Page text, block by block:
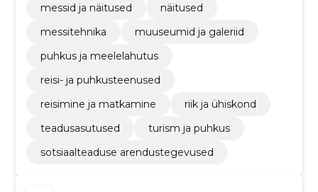
messid ja näitused
näitused
messitehnika
muuseumid ja galeriid
puhkus ja meelelahutus
reisi- ja puhkusteenused
reisimine ja matkamine
riik ja ühiskond
teadusasutused
turism ja puhkus
sotsiaalteaduse arendustegevused